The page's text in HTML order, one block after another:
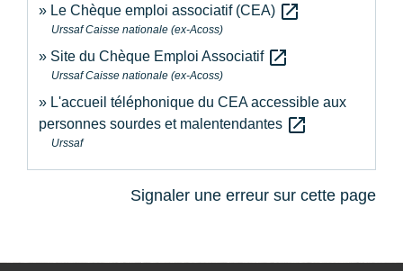
Le Chèque emploi associatif (CEA) open_in_new
Urssaf Caisse nationale (ex-Acoss)
Site du Chèque Emploi Associatif open_in_new
Urssaf Caisse nationale (ex-Acoss)
L'accueil téléphonique du CEA accessible aux
personnes sourdes et malentendantes open_in_new
Urssaf
Signaler une erreur sur cette page